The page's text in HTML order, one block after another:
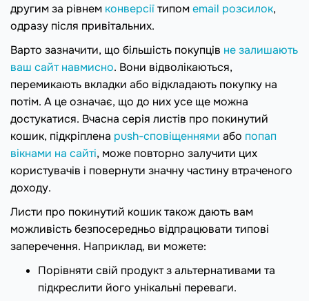
другим за рівнем конверсіїтипомemail розсилок,
одразу після привітальних.
Варто зазначити, що більшість покупців не залишають
ваш сайт навмисно. Вони відволікаються,
перемикають вкладки або відкладають покупку на
потім. А це означає, що до них усе ще можна
достукатися. Вчасна серія листів про покинутий
кошик, підкріплена push-сповіщеннями або попап
вікнами на сайті, може повторно залучити цих
користувачів і повернути значну частину втраченого
доходу.
Листи про покинутий кошик також дають вам
можливість безпосередньо відпрацювати типові
заперечення. Наприклад, ви можете:
Порівняти свій продукт з альтернативами та
підкреслити його унікальні переваги.